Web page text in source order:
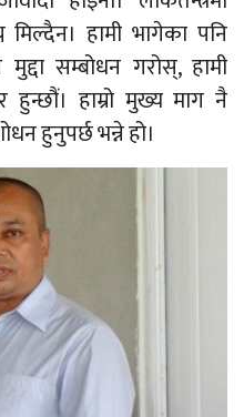
मिल्दैन। हामी भागेका पनि
सम्बोधन गरोस्, हामी
हुन्छौं। हाम्रो मुख्य माग नै
हुनुपर्छ भन्ने हो।